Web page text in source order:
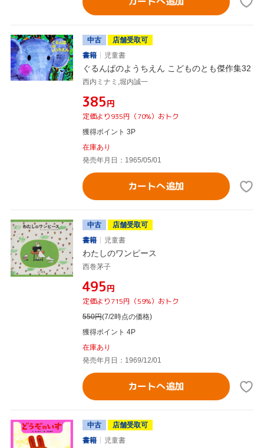
中古
店舗受取可
書籍
児童書
ぐるんぱのようちえん こどものとも傑作集32
西内ミナミ,堀内誠一
¥385円
定価より935円（70%）おトク
獲得ポイント 3P
在庫あり
発売年月日：1965/05/01
カートへ追加
中古
店舗受取可
書籍
児童書
わたしのワンピース
西巻茅子
¥495円
定価より715円（59%）おトク
550円(7/2時点の価格)
獲得ポイント 4P
在庫あり
発売年月日：1969/12/01
カートへ追加
中古
店舗受取可
書籍
児童書